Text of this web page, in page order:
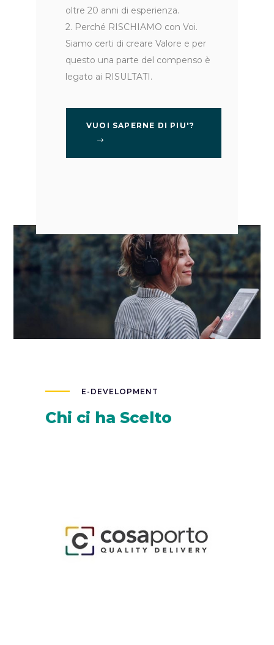
oltre 20 anni di esperienza.
2. Perché RISCHIAMO con Voi.
Siamo certi di creare Valore e per
questo una parte del compenso è
legato ai RISULTATI.
VUOI SAPERNE DI PIU'?
E-DEVELOPMENT
Chi ci ha Scelto